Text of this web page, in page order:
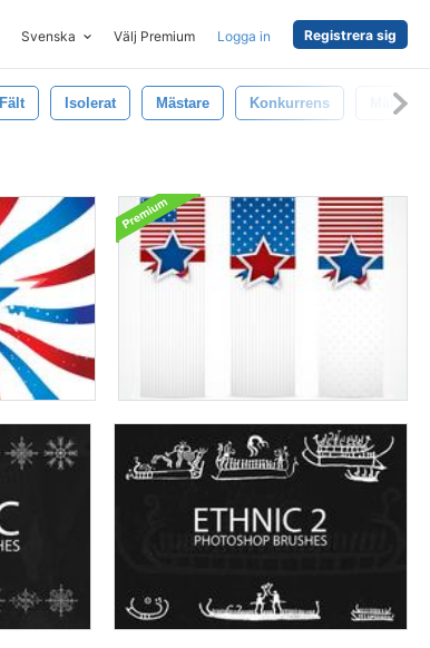
Svenska Välj Premium Logga in Registrera sig
Fält Isolerat Mästare Konkurrens